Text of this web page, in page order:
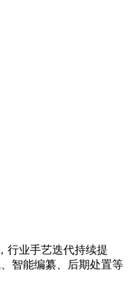
行业手艺迭代持续提
智能编纂、后期处置等